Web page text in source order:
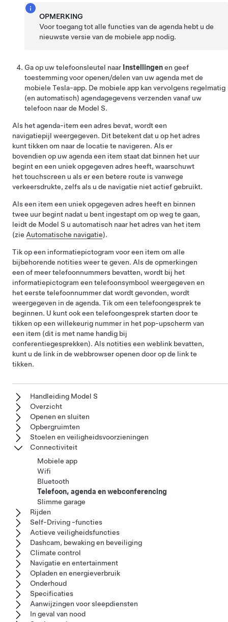
OPMERKING
Voor toegang tot alle functies van de agenda hebt u de
nieuwste versie van de mobiele app nodig.
Ga op uw telefoonsleutel naar Instellingenen geef
toestemming voor openen/delen van uw agenda met de
mobiele Tesla-app. De mobiele app kan vervolgens regelmatig
(en automatisch) agendagegevens verzenden vanaf uw
telefoon naar de Model S.
Als het agenda-item een adres bevat, wordt een
navigatiepijl weergegeven. Dit betekent dat u op het adres
kunt tikken om naar de locatie te navigeren. Als er
bovendien op uw agenda een item staat dat binnen het uur
begint en een uniek opgegeven adres heeft, waarschuwt
het touchscreen u als er een betere route is vanwege
verkeersdrukte, zelfs als u de navigatie niet actief gebruikt.
Als een item een uniek opgegeven adres heeft en binnen
twee uur begint nadat u bent ingestapt om op weg te gaan,
leidt de Model S u automatisch naar het adres van het item
(zie Automatische navigatie).
Tik op een informatiepictogram voor een item om alle
bijbehorende notities weer te geven. Als de opmerkingen
een of meer telefoonnummers bevatten, wordt bij het
informatiepictogram een telefoonsymbool weergegeven en
het eerste telefoonnummer dat wordt gevonden, wordt
weergegeven in de agenda. Tik om een telefoongesprek te
beginnen. U kunt ook een telefoongesprek starten door te
tikken op een willekeurig nummer in het pop-upscherm van
een item (dit is met name handig bij
conferentiegesprekken). Als notities een weblink bevatten,
kunt u de link in de webbrowser openen door op de link te
tikken.
Handleiding Model S
Overzicht
Openen en sluiten
Opbergruimten
Stoelen en veiligheidsvoorzieningen
Connectiviteit
Mobiele app
Wifi
Bluetooth
Telefoon, agenda en webconferencing
Slimme garage
Rijden
Self-Driving -functies
Actieve veiligheidsfuncties
Dashcam, bewaking en beveiliging
Climate control
Navigatie en entertainment
Opladen en energieverbruik
Onderhoud
Specificaties
Aanwijzingen voor sleepdiensten
In geval van nood